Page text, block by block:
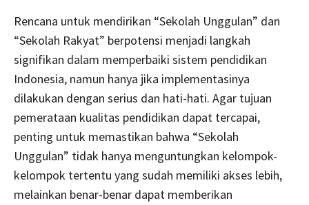
Rencana untuk mendirikan “Sekolah Unggulan” dan
“Sekolah Rakyat” berpotensi menjadi langkah
signifikan dalam memperbaiki sistem pendidikan
Indonesia, namun hanya jika implementasinya
dilakukan dengan serius dan hati-hati. Agar tujuan
pemerataan kualitas pendidikan dapat tercapai,
penting untuk memastikan bahwa “Sekolah
Unggulan” tidak hanya menguntungkan kelompok-
kelompok tertentu yang sudah memiliki akses lebih,
melainkan benar-benar dapat memberikan